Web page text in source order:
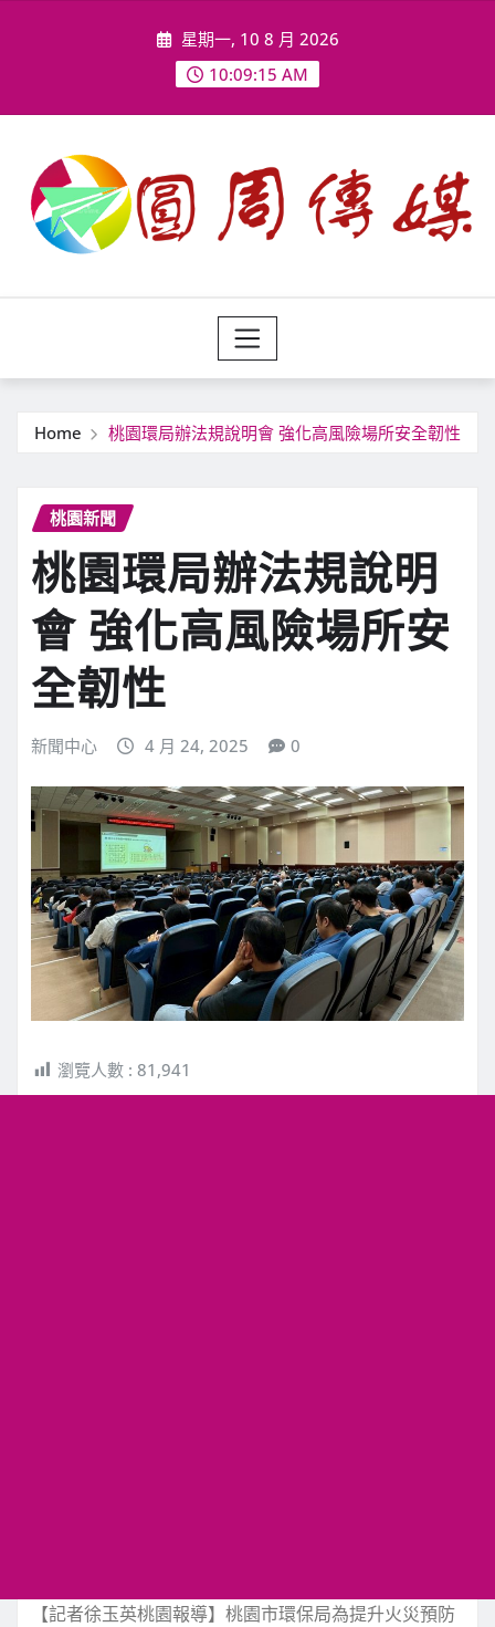
星期一, 10 8 月 2026
10:09:17 AM
Home 桃園環局辦法規說明會 強化高風險場所安全韌性
桃園新聞
桃園環局辦法規說明
會 強化高風險場所安
全韌性
新聞中心 4 月 24, 2025 0
瀏覽人數 : 81,941
【記者徐玉英桃園報導】桃園市環保局為提升火災預防